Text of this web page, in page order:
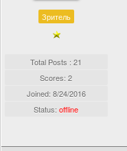
Зритель
Total Posts : 21
Scores: 2
Joined: 8/24/2016
Status:offline